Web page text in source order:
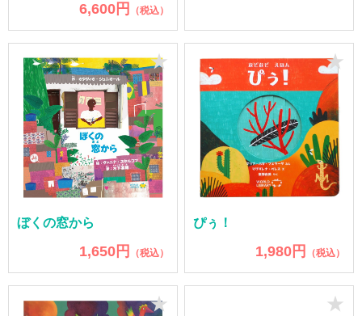
6,600円 （税込）
ぼくの窓から
1,650円 （税込）
★
ぴぅ！
1,980円 （税込）
★
★ ★